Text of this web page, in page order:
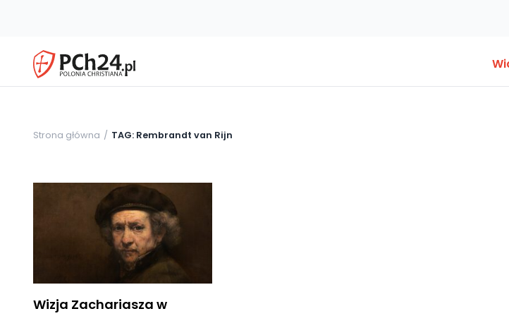
Strona główna TAG: Rembrandt van Rijn
Wizja Zachariasza w